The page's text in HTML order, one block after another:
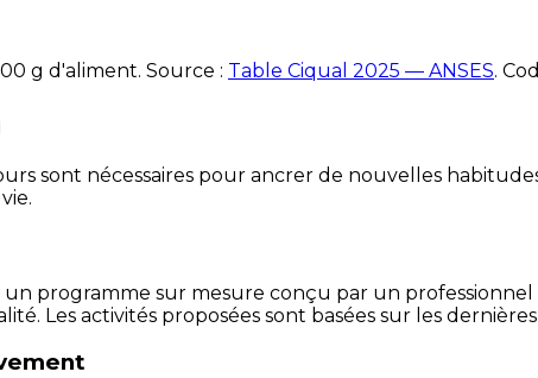
g d'aliment. Source : Table Ciqual 2025 — ANSES.
sont nécessaires pour ancrer de nouvelles
programme sur mesure conçu par un
Les activités proposées sont basées sur les